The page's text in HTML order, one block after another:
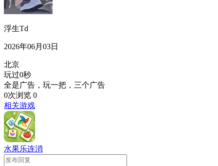
浮生Td
2026年06月03日
北京
玩过0秒
全是广告，玩一把，三个广告
0次浏览 0
相关游戏
水果乐连消